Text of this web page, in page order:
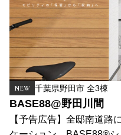
NEW 千葉県野田市 全3棟
BASE88@野田川間
【予告広告】全邸南道路